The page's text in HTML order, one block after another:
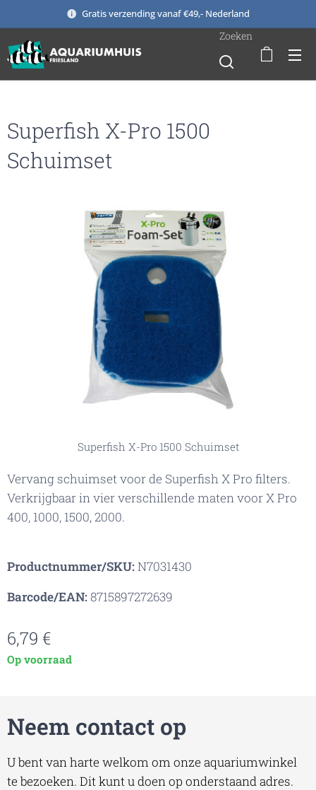
Gratis verzending vanaf €49,- Nederland
Zoeken
Superfish X-Pro 1500
Schuimset
Superfish X-Pro 1500 Schuimset
Vervang schuimset voor de Superfish X Pro filters.
Verkrijgbaar in vier verschillende maten voor X Pro
400, 1000, 1500, 2000.
Productnummer/SKU:N7031430
Barcode/EAN:8715897272639
6,79 €
Op voorraad
Neem contact op
U bent van harte welkom om onze aquariumwinkel
te bezoeken. Dit kunt u doen op onderstaand adres.